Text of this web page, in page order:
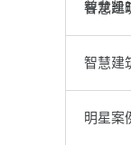
尊龙凯
智慧建
智慧建
明星案